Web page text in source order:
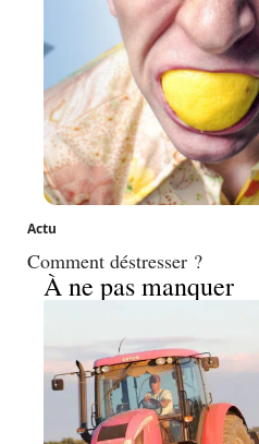
Actu
Comment déstresser ?
À ne pas manquer